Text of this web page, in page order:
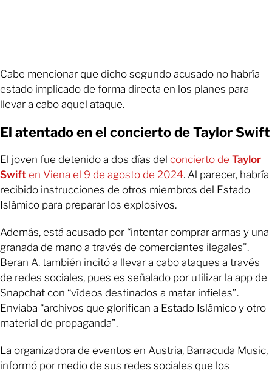
Cabe mencionar que dicho segundo acusado no habría
estado implicado de forma directa en los planes para
llevar a cabo aquel ataque.
El atentado en el concierto de Taylor Swift
El joven fue detenido a dos días del concierto de Taylor
Swift en Viena el 9 de agosto de 2024. Al parecer, habría
recibido instrucciones de otros miembros del Estado
Islámico para preparar los explosivos.
Además, está acusado por “intentar comprar armas y una
granada de mano a través de comerciantes ilegales”.
Beran A. también incitó a llevar a cabo ataques a través
de redes sociales, pues es señalado por utilizar la app de
Snapchat con “vídeos destinados a matar infieles”.
Enviaba “archivos que glorifican a Estado Islámico y otro
material de propaganda”.
La organizadora de eventos en Austria, Barracuda Music,
informó por medio de sus redes sociales que los